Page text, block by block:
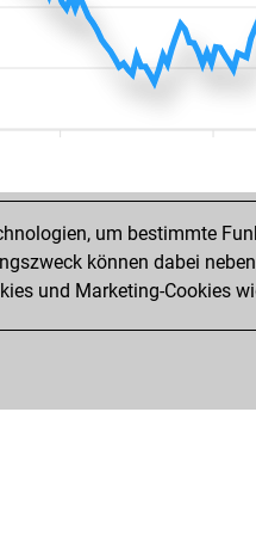
um bestimmte
können dabei
und Marketing-Cookies